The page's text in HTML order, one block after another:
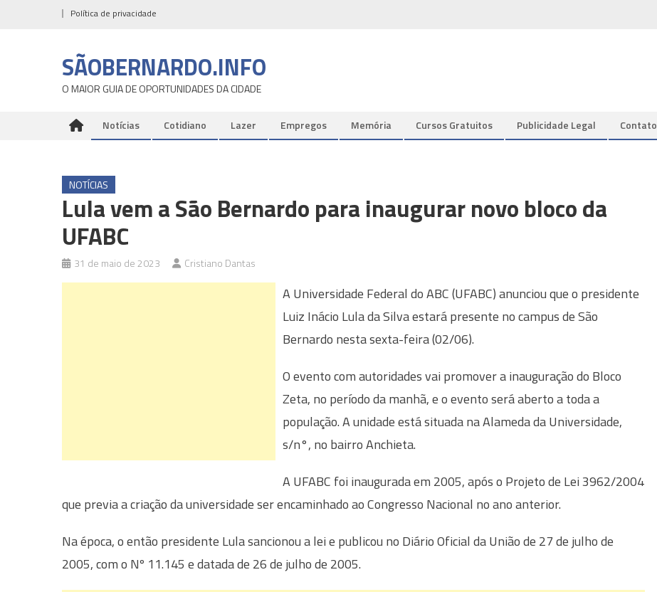
Política de privacidade
SÃOBERNARDO.INFO
O MAIOR GUIA DE OPORTUNIDADES DA CIDADE
Notícias Cotidiano Lazer Empregos Memória Cursos Gratuitos Publicidade Legal Contato
NOTÍCIAS
Lula vem a São Bernardo para inaugurar novo bloco da
UFABC
31 de maio de 2023 Cristiano Dantas
A Universidade Federal do ABC (UFABC) anunciou que o presidente
Luiz Inácio Lula da Silva estará presente no campus de São
Bernardo nesta sexta-feira (02/06).
O evento com autoridades vai promover a inauguração do Bloco
Zeta, no período da manhã, e o evento será aberto a toda a
população. A unidade está situada na Alameda da Universidade,
s/n°, no bairro Anchieta.
A UFABC foi inaugurada em 2005, após o Projeto de Lei 3962/2004
que previa a criação da universidade ser encaminhado ao Congresso Nacional no ano anterior.
Na época, o então presidente Lula sancionou a lei e publicou no Diário Oficial da União de 27 de julho de
2005, com o Nº 11.145 e datada de 26 de julho de 2005.